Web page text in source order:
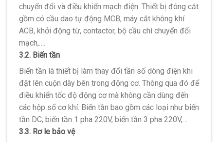
chuyển đổi và điều khiển mạch điện. Thiết bị đóng cắt
gồm có cầu dao tự động MCB, máy cắt không khí
ACB, khởi động từ, contactor, bộ cầu chì chuyển đổi
mạch,….
3.2. Biến tần
Biến tần là thiết bị làm thay đổi tần số dòng điện khi
đặt lên cuộn dây bên trong động cơ. Thông qua đó để
điều khiển tốc độ động cơ mà không cần dùng đến
các hộp số cơ khí. Biến tần bao gồm các loại như biến
tần DC; biến tần 1 pha 220V, biến tần 3 pha 220V,…
3.3. Rơ le bảo vệ